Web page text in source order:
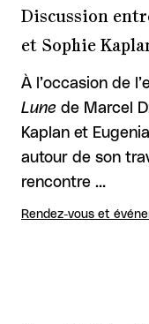
Discussion
et Sophie
À l’occasion de
Lune de Marcel
Kaplan et
autour de son
rencontre …
Rendez-vous et